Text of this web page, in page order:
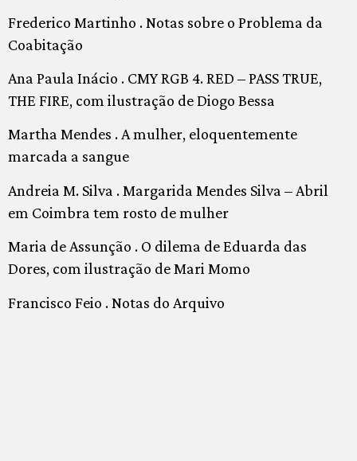
Frederico Martinho . Notas sobre o Problema da
Coabitação
Ana Paula Inácio . CMY RGB 4. RED – PASS TRUE,
THE FIRE, com ilustração de Diogo Bessa
Martha Mendes . A mulher, eloquentemente
marcada a sangue
Andreia M. Silva . Margarida Mendes Silva – Abril
em Coimbra tem rosto de mulher
Maria de Assunção . O dilema de Eduarda das
Dores, com ilustração de Mari Momo
Francisco Feio . Notas do Arquivo